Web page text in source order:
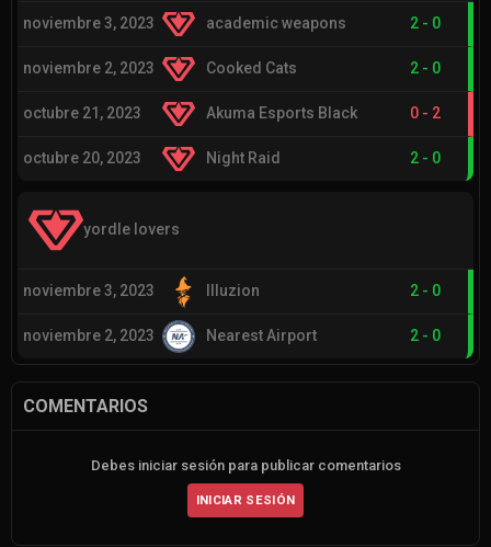
noviembre 3, 2023 academic weapons 2 - 0
noviembre 2, 2023 Cooked Cats 2 - 0
octubre 21, 2023 Akuma Esports Black 0 - 2
octubre 20, 2023 Night Raid 2 - 0
yordle lovers
noviembre 3, 2023 Illuzion 2 - 0
noviembre 2, 2023 Nearest Airport 2 - 0
COMENTARIOS
Debes iniciar sesión para publicar comentarios
INICIAR SESIÓN